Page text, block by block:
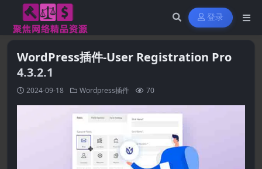
登录
WordPress插件-User Registration Pro
4.3.2.1
2024-09-18 Wordpress插件 70